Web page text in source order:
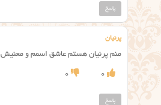
پاسخ
پرنیان
منم پرنیان هستم عاشق اسمم و معنیش
0
0
پاسخ